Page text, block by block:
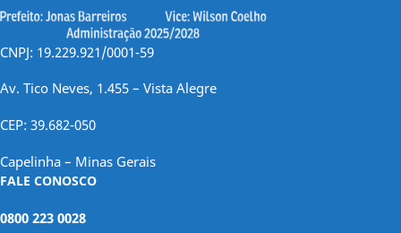
CNPJ: 19.229.921/0001-59
Av. Tico Neves, 1.455 – Vista Alegre
CEP: 39.682-050
Capelinha – Minas Gerais
FALE CONOSCO
0800 223 0028